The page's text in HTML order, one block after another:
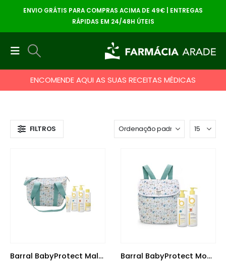
ENVIO GRÁTIS PARA COMPRAS ACIMA DE 49€ | ENTREGAS
RÁPIDAS EM 24/48H ÚTEIS
ENCOMENDE AQUI AS SUAS RECEITAS MÉDICAS
FILTROS
Barral BabyProtect Mala de Maternidade Barral BabyProtect Mochila + Creme Banho + Creme Hidratante com Desconto de 15% Incluído no Preço